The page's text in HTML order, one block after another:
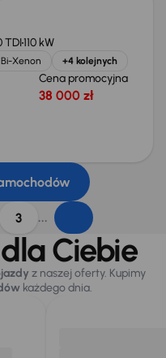
TDI110 kW
Bi-Xenon +4 kolejnych
Cena promocyjna
38 000 zł
3 ...
Ciebie
z naszej oferty. Kupimy
każdego dnia.